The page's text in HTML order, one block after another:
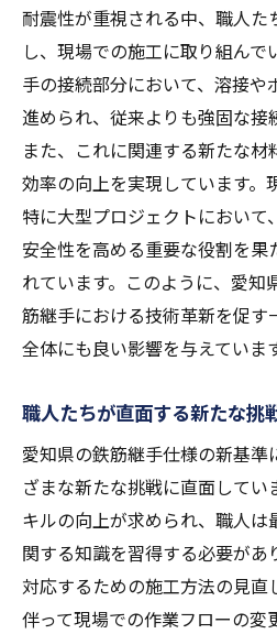
地震シミュレーショ
地域特性に適した継
最新の地震対策技術
愛知県の鉄筋継手技術が
愛知県から全国へ広
新技術がもたらす現場
地元企業が牽引する
愛知県発技術の広が
最新工法を導入した
技術革新がもたらす地
新基準が地域社会に与
建築業界全体への波
地元住民の安心感向
地域経済への影響分
愛知県の地域社会に
新基準採用による社
耐震性が重視される中、職人た
し、現場での施工に取り組んで
手の接続部分において、溶接や
進められ、従来よりも強固な接
また、これに関連する新たな
効率の向上を実現しています。
特に大型プロジェクトにおいて
安全性を高める重要な役割を果
れています。このように、愛知
筋継手における技術革新を促す
全体にも良い影響を与えています
職人たちが直面する新たな挑
愛知県の鉄筋継手仕様の新基準
ざまな新たな挑戦に直面してい
キルの向上が求められ、職人
関する知識を習得する必要があ
対応するための施工方法の見直
伴って現場での作業フローの変